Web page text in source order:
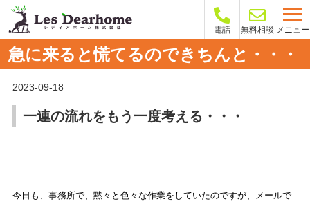
電話 無料相談 メニュー
急に来ると慌てるのできちんと・・・
2023-09-18
一連の流れをもう一度考える・・・
今日も、事務所で、黙々と色々な作業をしていたのですが、メールで